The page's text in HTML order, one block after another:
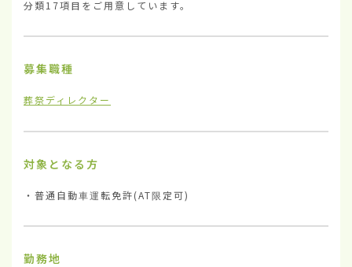
分類17項目をご用意しています。
募集職種
葬祭ディレクター
対象となる方
・普通自動車運転免許(AT限定可)
勤務地